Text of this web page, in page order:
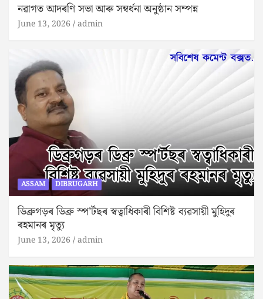
নৱাগত আদৰণি সভা আৰু সম্বৰ্ধনা অনুষ্ঠান সম্পন্ন
June 13, 2026 admin
ASSAM DIBRUGARH
ডিব্ৰুগড়ৰ ডিব্ৰু স্প’ৰ্টছৰ স্বত্বাধিকাৰী বিশিষ্ট ব্যৱসায়ী মুহিদুৰ
ৰহমানৰ মৃত্যু
June 13, 2026 admin